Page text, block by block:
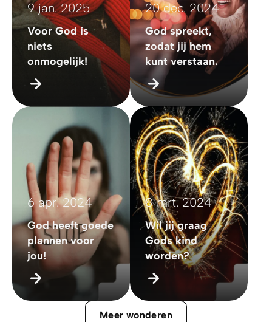
9 jan. 2025
Voor God is
niets
onmogelijk!
20 dec. 2024
God spreekt,
zodat jij hem
kunt verstaan.
6 apr. 2024
God heeft goede
plannen voor
jou!
8 mrt. 2024
Wil jij graag
Gods kind
worden?
Meer wonderen